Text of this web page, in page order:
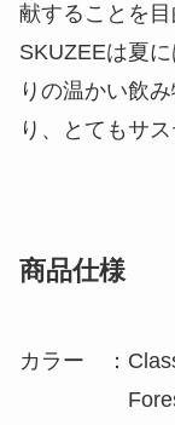
献することを目
SKUZEEは夏
りの温かい飲
り、とてもサ
商品仕様
カラー ：
Forest